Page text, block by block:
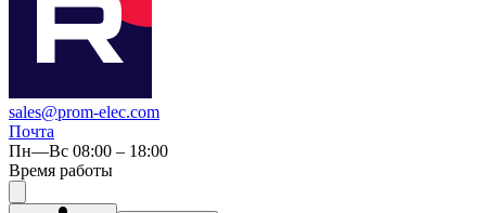
sales@prom-elec.com
Почта
Пн—Вс 08:00 – 18:00
Время работы